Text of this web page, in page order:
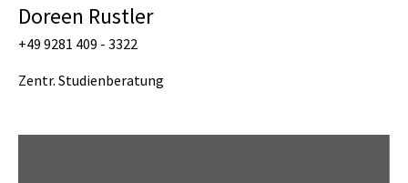
Doreen Rustler
+49 9281 409 - 3322
Zentr. Studienberatung